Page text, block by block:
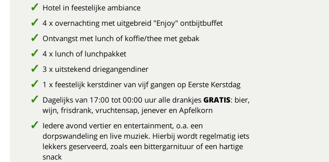
Hotel in feestelijke ambiance
4 x overnachting met uitgebreid "Enjoy" ontbijtbuffet
Ontvangst met lunch of koffie/thee met gebak
4 x lunch of lunchpakket
3 x uitstekend driegangendiner
1 x feestelijk kerstdiner van vijf gangen op Eerste Kerstdag
Dagelijks van 17:00 tot 00:00 uur alle drankjes GRATIS: bier,
wijn, frisdrank, vruchtensap, jenever en Apfelkorn
Iedere avond vertier en entertainment, o.a. een
dorpswandeling en live muziek. Hierbij wordt regelmatig iets
lekkers geserveerd, zoals een bittergarnituur of een hartige
snack